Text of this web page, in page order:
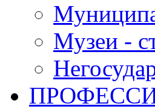
Музеи -